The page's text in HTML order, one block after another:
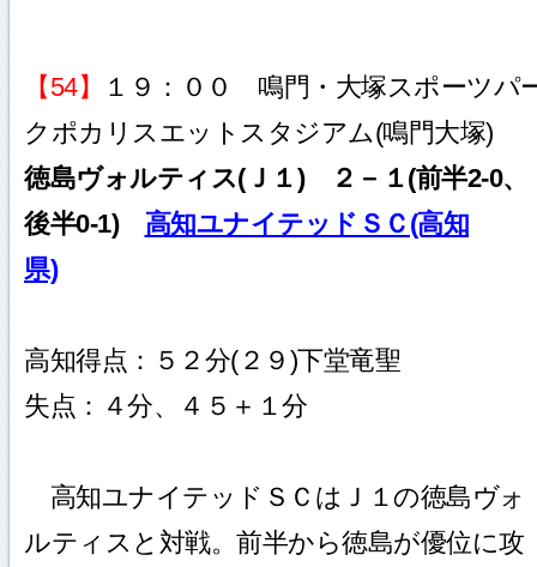
【54】
１９：００ 鳴門・大塚スポーツパ
クポカリスエットスタジアム(鳴門大塚)
徳島ヴォルティス(Ｊ１) ２－１(前半2-0、
後半0-1) 高知ユナイテッドＳＣ(高知
県)
高知得点：５２分(２９)下堂竜聖
失点：４分、４５＋１分
高知ユナイテッドＳＣはＪ１の徳島ヴォ
ルティスと対戦。前半から徳島が優位に攻